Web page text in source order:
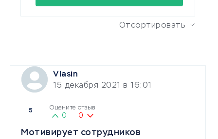
Отсортировать
Vlasin
15 декабря 2021 в 16:01
5 Оцените отзыв
0 0
Мотивирует сотрудников